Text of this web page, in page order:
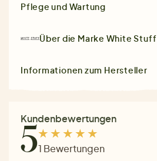
Pflege und Wartung
Über die Marke White Stuff
Informationen zum Hersteller
Kundenbewertungen
51 Bewertungen